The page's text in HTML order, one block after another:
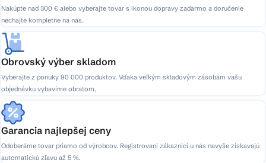
Nakúpte nad 300 € alebo vyberajte tovar s ikonou dopravy zadarmo a doručenie
nechajte kompletne na nás.
Obrovský výber skladom
Vyberajte z ponuky 90 000 produktov. Vďaka veľkým skladovým zásobám vašu
objednávku vybavíme obratom.
Garancia najlepšej ceny
Odoberáme tovar priamo od výrobcov. Registrovaní zákazníci u nás navyše získavajú
automatickú zľavu až 5 %.